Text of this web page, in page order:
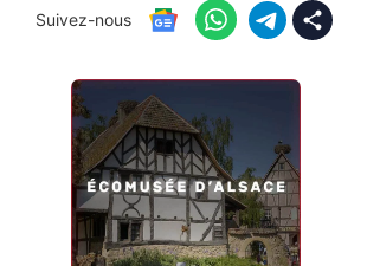
Suivez-nous